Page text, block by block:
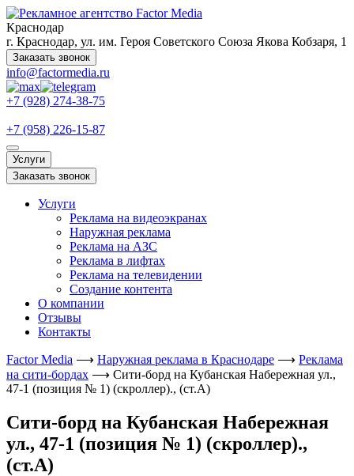
Краснодар
г. Краснодар, ул. им. Героя Советского Союза Якова Кобзаря, 1
Заказать звонок
info@factormedia.ru
+7 (928) 274-38-75
+7 (958) 226-15-87
Услуги
Заказать звонок
Услуги
Реклама на видеоэкранах
Наружная реклама
Реклама на АЗС
Реклама в лифтах
Реклама на телевидении
Создание контента
О компании
Отзывы
Контакты
Factor Media ⟶ Наружная реклама в Краснодаре ⟶ Реклама
на сити-бордах ⟶ Сити-борд на Кубанская Набережная ул.,
47-1 (позиция № 1) (скроллер)., (ст.А)
Сити-борд на Кубанская Набережная
ул., 47-1 (позиция № 1) (скроллер).,
(ст.А)